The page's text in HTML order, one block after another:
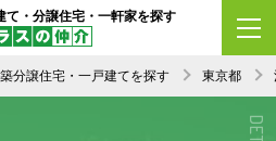
て・分譲住宅・一軒家を探す
分譲住宅・一戸建てを探す 東京都
条件変更